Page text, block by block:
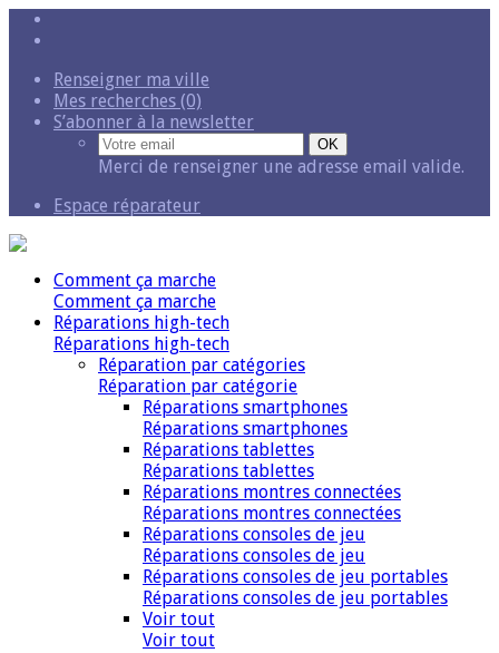
Renseigner ma ville
Mes recherches (0)
S’abonner à la newsletter
Merci de renseigner une adresse email valide.
Espace réparateur
Comment ça marche
Comment ça marche
Réparations high-tech
Réparations high-tech
Réparation par catégories
Réparation par catégorie
Réparations smartphones
Réparations smartphones
Réparations tablettes
Réparations tablettes
Réparations montres connectées
Réparations montres connectées
Réparations consoles de jeu
Réparations consoles de jeu
Réparations consoles de jeu portables
Réparations consoles de jeu portables
Voir tout
Voir tout